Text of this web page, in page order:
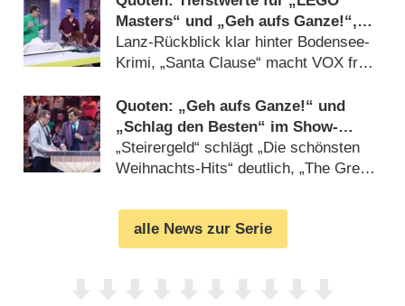
Masters“ und „Geh aufs Ganze!“,
auch „Schlag den Besten“ mau
Lanz-Rückblick klar hinter Bodensee-
Krimi, „Santa Clause“ macht VOX froh
Quoten: „Geh aufs Ganze!“ und
„Schlag den Besten“ im Show-
Dreikampf knapp hinter „LEGO
Masters“
„Steirergeld“ schlägt „Die schönsten
Weihnachts-Hits“ deutlich, „The Green
alle News zur Serie